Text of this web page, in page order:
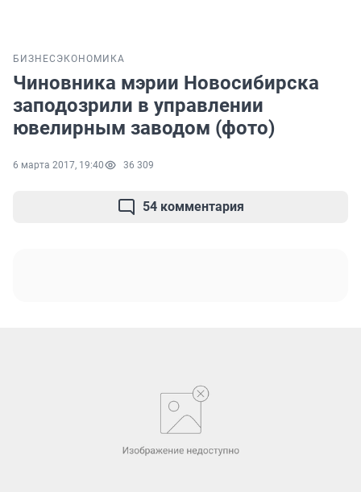
БИЗНЕС ЭКОНОМИКА
Чиновника мэрии Новосибирска
заподозрили в управлении
ювелирным заводом (фото)
6 марта 2017, 19:40 36 309
54 комментария